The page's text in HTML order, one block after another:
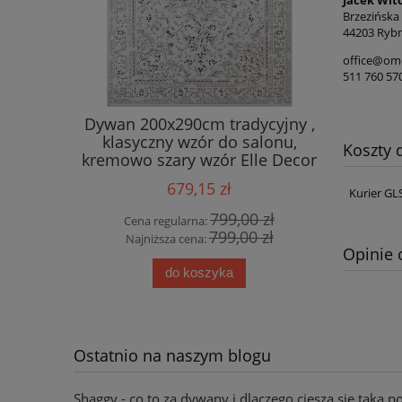
Dywan 200x290cm tradycyjny ,
klasyczny wzór do salonu,
kremowo szary wzór Elle Decor
Machasi
679,15 zł
Cena regularna:799,00 zł
Najniższa cena:799,00 zł
do koszyka
Brzezińska
44203
511 760
Koszty
Kurier
Opinie
Ostatnio na naszym blogu